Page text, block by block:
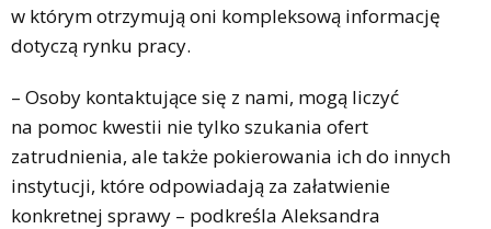
w którym otrzymują oni kompleksową informację
dotyczą rynku pracy.
– Osoby kontaktujące się z nami, mogą liczyć
na pomoc kwestii nie tylko szukania ofert
zatrudnienia, ale także pokierowania ich do innych
instytucji, które odpowiadają za załatwienie
konkretnej sprawy – podkreśla Aleksandra